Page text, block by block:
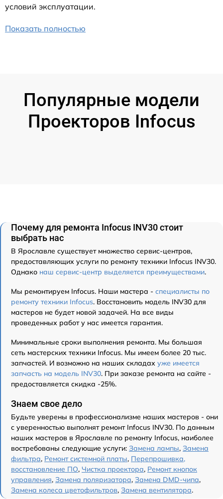
условий эксплуатации.
Показать полностью
Популярные модели
Проекторов Infocus
Почему для ремонта Infocus INV30 стоит
выбрать нас
В Ярославле существует множество сервис-центров,
предоставляющих услуги по ремонту техники Infocus INV30.
Однако наш сервис-центр выделяется преимуществами.
Мы ремонтируем Infocus. Наши мастера - специалисты по
ремонту техники Infocus. Восстановить модель INV30 для
мастеров не будет новой задачей. На все виды
проведенных работ у нас имеется гарантия.
Минимальные сроки выполнения ремонта. Мы большая
сеть мастерских техники Infocus. Мы имеем более 20 тыс.
запчастей. И возможно на наших складах уже имеется
запчасть на модель INV30. При заказе ремонта на сайте -
предоставляется скидка -25%.
Знаем свое дело
Будьте уверены в профессионализме наших мастеров - они
с уверенностью выполнят ремонт Infocus INV30. По данным
наших мастеров в Ярославле по ремонту Infocus, наиболее
востребованы следующие услуги: Замена лампы, Замена
фильтра, Ремонт системной платы, Перепрошивка,
восстановление ПО, Чистка проектора, Ремонт кнопок
управления, Замена поляризатора, Замена DMD-чипа,
Замена колеса цветофильтров, Замена вентилятора.